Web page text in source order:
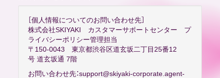
［個人情報についてのお問い合わせ先］
株式会社SKIYAKI カスタマーサポートセンター プ
ライバシーポリシー管理担当
〒150-0043 東京都渋谷区道玄坂二丁目25番12
号 道玄坂通 7階
お問い合わせ先：support@skiyaki-corporate.agent-